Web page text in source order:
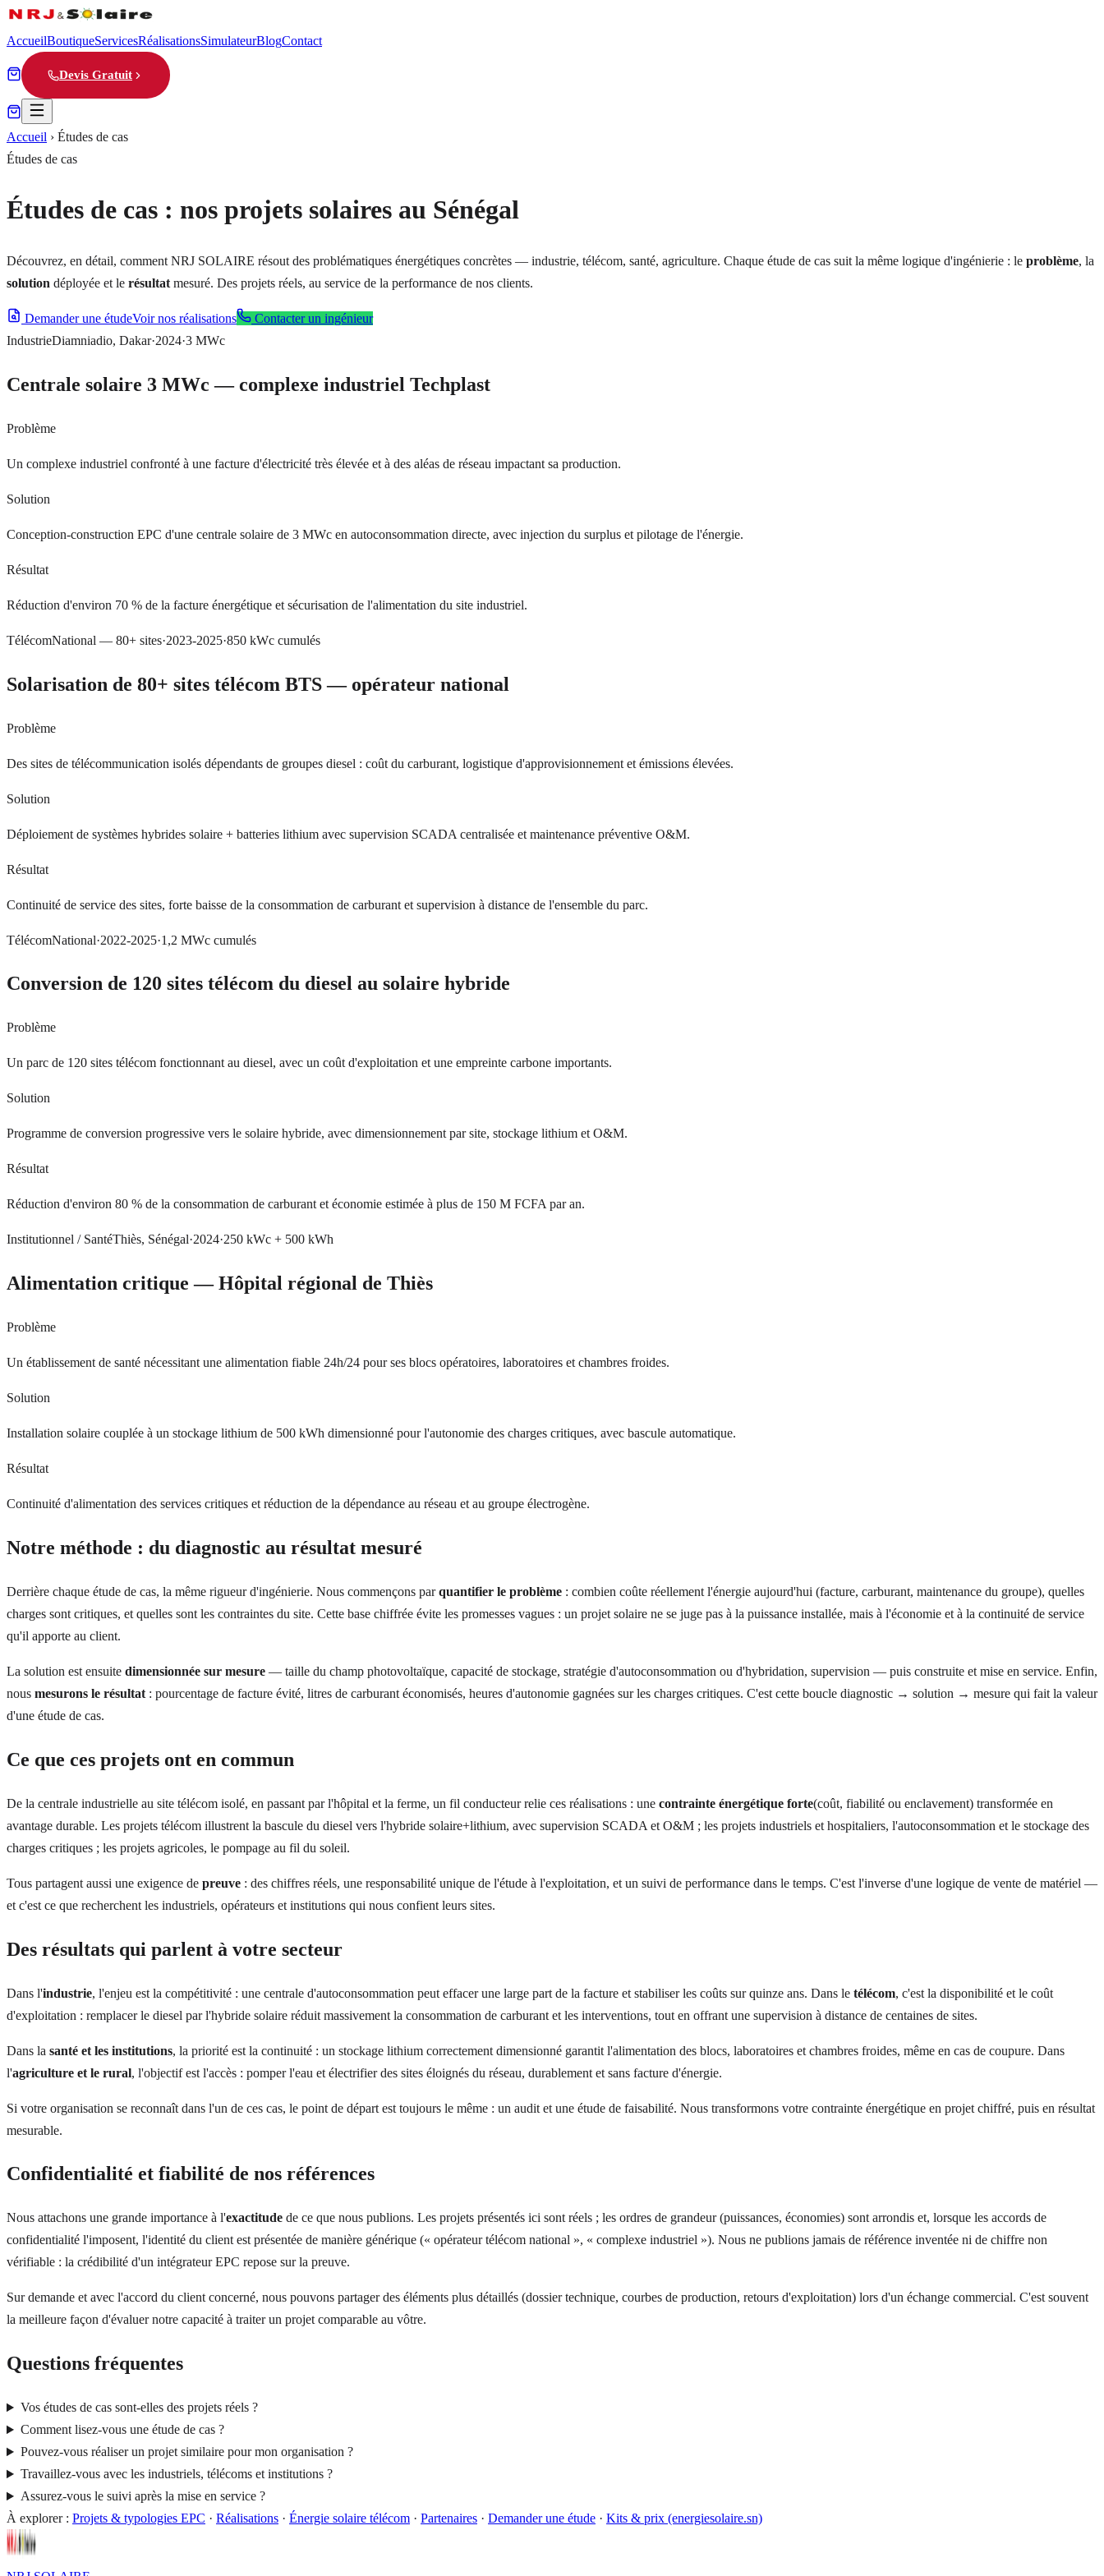
AccueilBoutiqueServicesRéalisationsSimulateurBlogContact
Devis Gratuit
Accueil › Études de cas
Études de cas
Études de cas : nos projets solaires au Sénégal
Découvrez, en détail, comment NRJ SOLAIRE résout des problématiques énergétiques concrètes — industrie, télécom, santé, agriculture. Chaque étude de cas suit la même logique d'ingénierie : le problème, la
solution déployée et le résultat mesuré. Des projets réels, au service de la performance de nos clients.
Demander une étudeVoir nos réalisations
Contacter un ingénieur
IndustrieDiamniadio, Dakar·2024·3 MWc
Centrale solaire 3 MWc — complexe industriel Techplast
Problème
Un complexe industriel confronté à une facture d'électricité très élevée et à des aléas de réseau impactant sa production.
Solution
Conception-construction EPC d'une centrale solaire de 3 MWc en autoconsommation directe, avec injection du surplus et pilotage de l'énergie.
Résultat
Réduction d'environ 70 % de la facture énergétique et sécurisation de l'alimentation du site industriel.
TélécomNational — 80+ sites·2023-2025·850 kWc cumulés
Solarisation de 80+ sites télécom BTS — opérateur national
Problème
Des sites de télécommunication isolés dépendants de groupes diesel : coût du carburant, logistique d'approvisionnement et émissions élevées.
Solution
Déploiement de systèmes hybrides solaire + batteries lithium avec supervision SCADA centralisée et maintenance préventive O&M.
Résultat
Continuité de service des sites, forte baisse de la consommation de carburant et supervision à distance de l'ensemble du parc.
TélécomNational·2022-2025·1,2 MWc cumulés
Conversion de 120 sites télécom du diesel au solaire hybride
Problème
Un parc de 120 sites télécom fonctionnant au diesel, avec un coût d'exploitation et une empreinte carbone importants.
Solution
Programme de conversion progressive vers le solaire hybride, avec dimensionnement par site, stockage lithium et O&M.
Résultat
Réduction d'environ 80 % de la consommation de carburant et économie estimée à plus de 150 M FCFA par an.
Institutionnel / SantéThiès, Sénégal·2024·250 kWc + 500 kWh
Alimentation critique — Hôpital régional de Thiès
Problème
Un établissement de santé nécessitant une alimentation fiable 24h/24 pour ses blocs opératoires, laboratoires et chambres froides.
Solution
Installation solaire couplée à un stockage lithium de 500 kWh dimensionné pour l'autonomie des charges critiques, avec bascule automatique.
Résultat
Continuité d'alimentation des services critiques et réduction de la dépendance au réseau et au groupe électrogène.
Notre méthode : du diagnostic au résultat mesuré
Derrière chaque étude de cas, la même rigueur d'ingénierie. Nous commençons parquantifier le problème : combien coûte réellement l'énergie aujourd'hui (facture, carburant, maintenance du groupe), quelles
charges sont critiques, et quelles sont les contraintes du site. Cette base chiffrée évite les promesses vagues : un projet solaire ne se juge pas à la puissance installée, mais à l'économie et à la continuité de service
qu'il apporte au client.
La solution est ensuite dimensionnée sur mesure — taille du champ photovoltaïque, capacité de stockage, stratégie d'autoconsommation ou d'hybridation, supervision — puis construite et mise en service. Enfin,
nous mesurons le résultat : pourcentage de facture évité, litres de carburant économisés, heures d'autonomie gagnées sur les charges critiques. C'est cette boucle diagnostic → solution → mesure qui fait la valeur
d'une étude de cas.
Ce que ces projets ont en commun
De la centrale industrielle au site télécom isolé, en passant par l'hôpital et la ferme, un fil conducteur relie ces réalisations : une contrainte énergétique forte(coût, fiabilité ou enclavement) transformée en
avantage durable. Les projets télécom illustrent la bascule du diesel vers l'hybride solaire+lithium, avec supervision SCADA et O&M ; les projets industriels et hospitaliers, l'autoconsommation et le stockage des
charges critiques ; les projets agricoles, le pompage au fil du soleil.
Tous partagent aussi une exigence de preuve : des chiffres réels, une responsabilité unique de l'étude à l'exploitation, et un suivi de performance dans le temps. C'est l'inverse d'une logique de vente de matériel —
et c'est ce que recherchent les industriels, opérateurs et institutions qui nous confient leurs sites.
Des résultats qui parlent à votre secteur
Dans l'industrie, l'enjeu est la compétitivité : une centrale d'autoconsommation peut effacer une large part de la facture et stabiliser les coûts sur quinze ans. Dans le télécom, c'est la disponibilité et le coût
d'exploitation : remplacer le diesel par l'hybride solaire réduit massivement la consommation de carburant et les interventions, tout en offrant une supervision à distance de centaines de sites.
Dans la santé et les institutions, la priorité est la continuité : un stockage lithium correctement dimensionné garantit l'alimentation des blocs, laboratoires et chambres froides, même en cas de coupure. Dans
l'agriculture et le rural, l'objectif est l'accès : pomper l'eau et électrifier des sites éloignés du réseau, durablement et sans facture d'énergie.
Si votre organisation se reconnaît dans l'un de ces cas, le point de départ est toujours le même : un audit et une étude de faisabilité. Nous transformons votre contrainte énergétique en projet chiffré, puis en résultat
mesurable.
Confidentialité et fiabilité de nos références
Nous attachons une grande importance à l'exactitude de ce que nous publions. Les projets présentés ici sont réels ; les ordres de grandeur (puissances, économies) sont arrondis et, lorsque les accords de
confidentialité l'imposent, l'identité du client est présentée de manière générique (« opérateur télécom national », « complexe industriel »). Nous ne publions jamais de référence inventée ni de chiffre non
vérifiable : la crédibilité d'un intégrateur EPC repose sur la preuve.
Sur demande et avec l'accord du client concerné, nous pouvons partager des éléments plus détaillés (dossier technique, courbes de production, retours d'exploitation) lors d'un échange commercial. C'est souvent
la meilleure façon d'évaluer notre capacité à traiter un projet comparable au vôtre.
Questions fréquentes
Vos études de cas sont-elles des projets réels ?
Comment lisez-vous une étude de cas ?
Pouvez-vous réaliser un projet similaire pour mon organisation ?
Travaillez-vous avec les industriels, télécoms et institutions ?
Assurez-vous le suivi après la mise en service ?
À explorer : Projets & typologies EPC · Réalisations · Énergie solaire télécom · Partenaires · Demander une étude · Kits & prix (energiesolaire.sn)